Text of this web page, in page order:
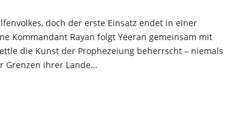
doch der erste Einsatz endet in einer
Kommandant Rayan folgt Yeeran gemeinsam mit
die Kunst der Prophezeiung beherrscht – niemals
Grenzen ihrer Lande…